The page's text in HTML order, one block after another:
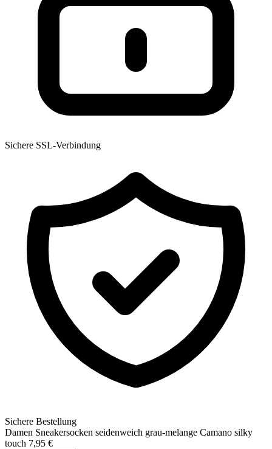
Sichere SSL-Verbindung
Sichere Bestellung
Damen Sneakersocken seidenweich grau-melange Camano silky
touch 7,95 €